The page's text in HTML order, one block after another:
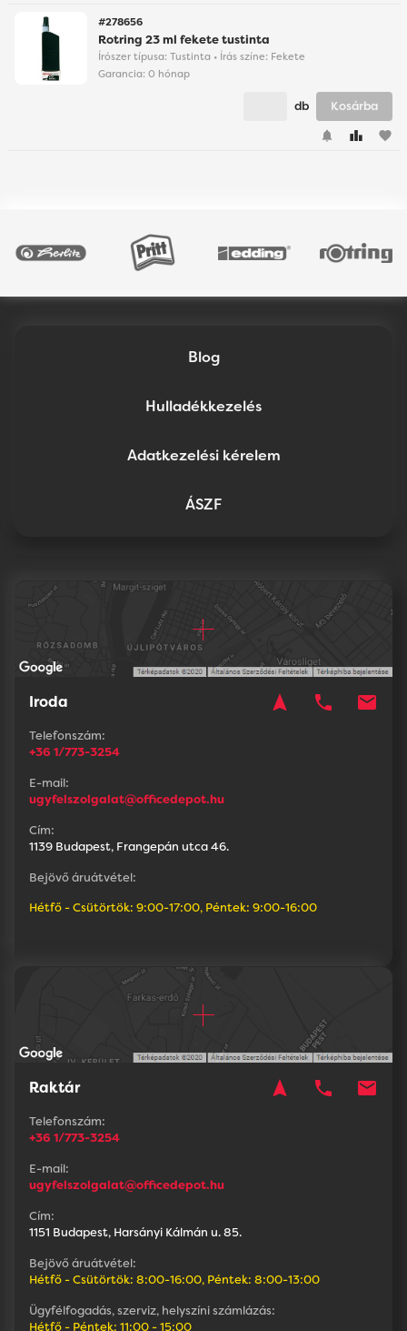
#278656
Rotring 23 ml fekete tustinta
Írószer típusa: Tustinta • Írás színe: Fekete
Garancia: 0 hónap
favorite
db Kosárba
Blog
Hulladékkezelés
Adatkezelési kérelem
ÁSZF
Iroda navigation phone mail
Telefonszám:
+36 1/773-3254
E-mail:
ugyfelszolgalat@officedepot.hu
Cím:
1139 Budapest, Frangepán utca 46.
Bejövő áruátvétel:
Hétfő - Csütörtök: 9:00-17:00, Péntek: 9:00-16:00
Raktár navigation phone mail
Telefonszám:
+36 1/773-3254
E-mail:
ugyfelszolgalat@officedepot.hu
Cím:
1151 Budapest, Harsányi Kálmán u. 85.
Bejövő áruátvétel:
Hétfő - Csütörtök: 8:00-16:00, Péntek: 8:00-13:00
Ügyfélfogadás, szerviz, helyszíni számlázás:
Hétfő - Péntek: 11:00 - 15:00